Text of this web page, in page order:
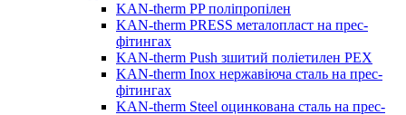
KAN-therm PP поліпропілен
KAN-therm PRESS металопласт на прес-
фітингах
KAN-therm Push зшитий поліетилен PEX
KAN-therm Inox нержавіюча сталь на прес-
фітингах
KAN-therm Steel оцинкована сталь на прес-